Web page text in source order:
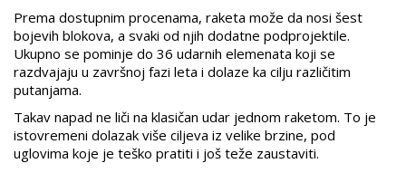
Prema dostupnim procenama, raketa može da nosi šest
bojevih blokova, a svaki od njih dodatne podprojektile.
Ukupno se pominje do 36 udarnih elemenata koji se
razdvajaju u završnoj fazi leta i dolaze ka cilju različitim
putanjama.
Takav napad ne liči na klasičan udar jednom raketom. To je
istovremeni dolazak više ciljeva iz velike brzine, pod
uglovima koje je teško pratiti i još teže zaustaviti.